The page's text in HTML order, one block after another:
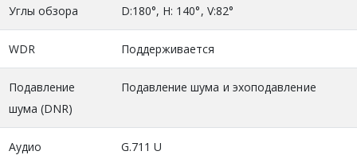
Углы обзора D:180°, H: 140°, V:82°
WDR Поддерживается
Подавление
шума (DNR)
Подавление шума и эхоподавление
Аудио
G.711 U